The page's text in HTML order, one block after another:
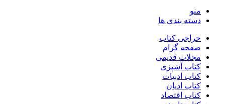
منو
دسته بندی ها
حراجی کتاب
صفحه گرام
مجلات قدیمی
کتاب آشپزی
کتاب ادبیات
کتاب ادیان
کتاب اقتصاد